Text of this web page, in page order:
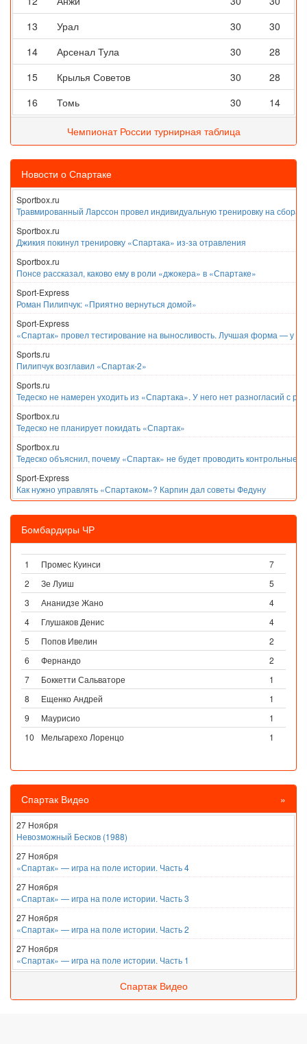
13
Урал 30
30
14
Арсенал Тула 30
28
15
Крылья Советов 30
28
16
Томь 30 14
Чемпионат России турнирная таблица
Новости о Спартаке
Sportbox.ru
Травмированный Ларссон провел индивидуальную тренировку на
Sportbox.ru
Джикия покинул тренировку «Спартака» из-за отравления
Sportbox.ru
Понсе рассказал, каково ему в роли «джокера» в «Спартаке»
Sport-Express
Роман Пилипчук: «Приятно вернуться домой»
Sport-Express
«Спартак» провел тестирование на выносливость. Лучшая форма — у
Sports.ru
Пилипчук возглавил «Спартак-2»
Sports.ru
Тедеско не намерен уходить из «Спартака». У него нет разногласий с
Sportbox.ru
Тедеско не планирует покидать «Спартак»
Sportbox.ru
Тедеско объяснил, почему «Спартак» не будет проводить контрольные
Sport-Express
Как нужно управлять «Спартаком»? Карпин дал советы Федуну
Бомбардиры ЧР
1 Промес Куинси
7
2
Зе Луиш
5
3
Ананидзе Жано
4
4
Глушаков Денис
4
5
Попов Ивелин
2
6
Фернандо
2
7
Боккетти Сальваторе
1
8
Ещенко Андрей
1
9
Маурисио
1
10
Мельгарехо Лоренцо 1
Спартак Видео »
27 Ноября
Невозможный Бесков (1988)
27 Ноября
«Спартак» — игра на поле истории. Часть 4
27 Ноября
«Спартак» — игра на поле истории. Часть 3
27 Ноября
«Спартак» — игра на поле истории. Часть 2
27 Ноября
«Спартак» — игра на поле истории. Часть 1
Спартак Видео